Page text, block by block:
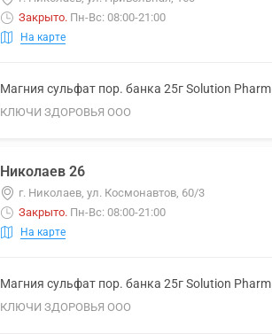
Закрыто. Пн-Вс: 08:00-21:00
На карте
Магния сульфат пор. банка 25г Solution Pharm
КЛЮЧИ ЗДОРОВЬЯ ООО
Николаев 26
г. Николаев, ул. Космонавтов, 60/3
Закрыто. Пн-Вс: 08:00-21:00
На карте
Магния сульфат пор. банка 25г Solution Pharm
КЛЮЧИ ЗДОРОВЬЯ ООО